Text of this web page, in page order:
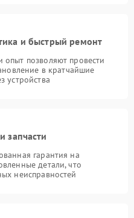
и быстрый ремонт
позволяют провести
в кратчайшие
устройства
запчасти
гарантия на
детали, что
неисправностей